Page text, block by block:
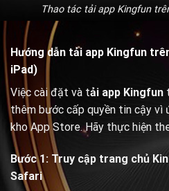
Thao tác tải app Kingfun
Hướng dẫn tải app Kingfun
iPad)
Việc cài đặt và tải app Kingfun
thêm bước cấp quyền tin cậy vì
kho App Store. Hãy thực hiện
Bước 1: Truy cập trang chủ
Safari